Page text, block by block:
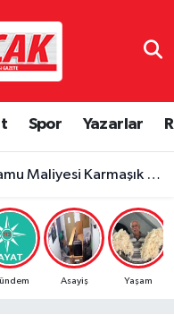
Spor Yazarlar
ve Zor İzlenebilir Bir Yapıya Dönüştü
Asayiş Yaşam
Fikstür